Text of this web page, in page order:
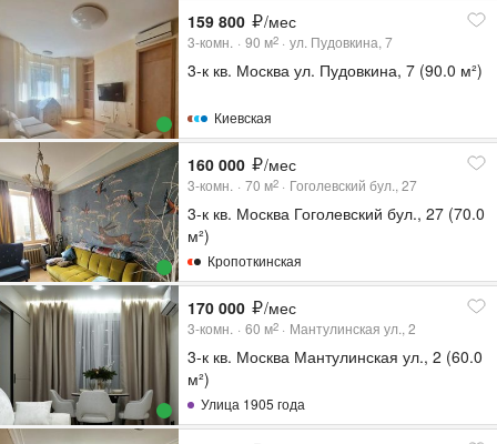
159 800 /мес
3-комн. 90 м2 ул. Пудовкина, 7
3-к кв. Москва ул. Пудовкина, 7 (90.0 м²)
Киевская
160 000 /мес
3-комн. 70 м2 Гоголевский бул., 27
3-к кв. Москва Гоголевский бул., 27 (70.0
м²)
Кропоткинская
170 000 /мес
3-комн. 60 м2 Мантулинская ул., 2
3-к кв. Москва Мантулинская ул., 2 (60.0
м²)
Улица 1905 года